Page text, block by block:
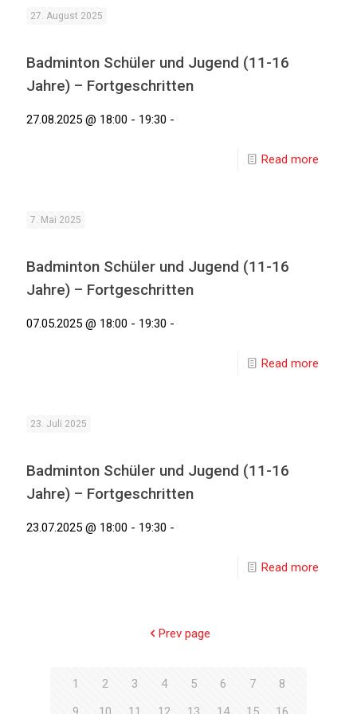
27. August 2025
Badminton Schüler und Jugend (11-16
Jahre) – Fortgeschritten
27.08.2025 @ 18:00 - 19:30 -
Read more
7. Mai 2025
Badminton Schüler und Jugend (11-16
Jahre) – Fortgeschritten
07.05.2025 @ 18:00 - 19:30 -
Read more
23. Juli 2025
Badminton Schüler und Jugend (11-16
Jahre) – Fortgeschritten
23.07.2025 @ 18:00 - 19:30 -
Read more
Prev page
1 2 3 4 5 6 7
8